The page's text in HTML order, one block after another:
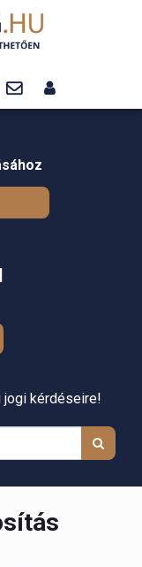
jogi kérdéseire!